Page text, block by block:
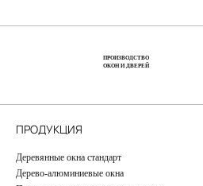
ПРОИЗВОДСТВО
ОКОН И ДВЕРЕЙ
ПРОДУКЦИЯ
Деревянные окна стандарт
Дерево-алюминиевые окна